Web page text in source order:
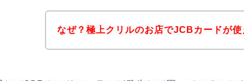
なぜ？極上クリルのお店でJCBカードが使